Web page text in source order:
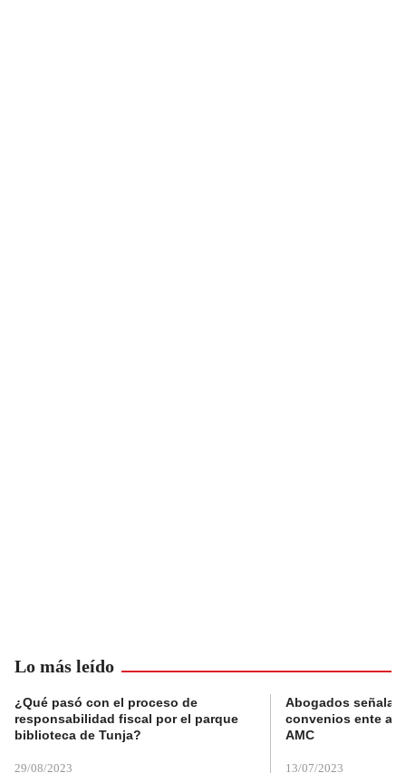
Lo más leído
¿Qué pasó con el proceso de
responsabilidad fiscal por el parque
biblioteca de Tunja?
29/08/2023
Abogados
convenios ente
AMC
13/07/2023